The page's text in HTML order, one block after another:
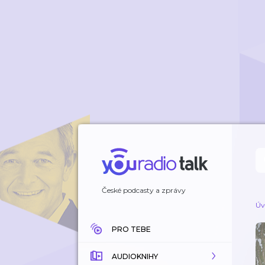
České podcasty a zprávy
PRO TEBE
AUDIOKNIHY